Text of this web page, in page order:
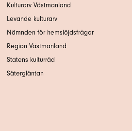
Kulturarv Västmanland
Levande kulturarv
Nämnden för hemslöjdsfrågor
Region Västmanland
Statens kulturråd
Sätergläntan